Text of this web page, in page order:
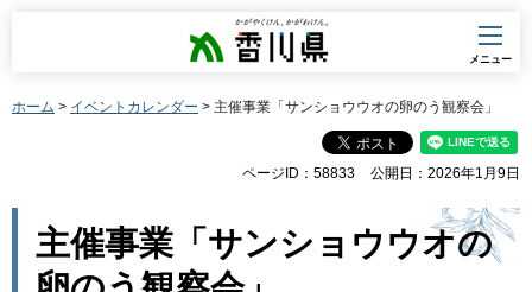
香川県
メニュー
ホーム > イベントカレンダー > 主催事業「サンショウウオの卵のう観察会」
ページID：58833 公開日：2026年1月9日
主催事業「サンショウウオの